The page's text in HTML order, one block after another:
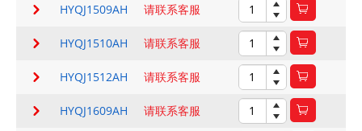
HYQJ1509AH 请联系客服
HYQJ1510AH 请联系客服
HYQJ1512AH 请联系客服
HYQJ1609AH 请联系客服